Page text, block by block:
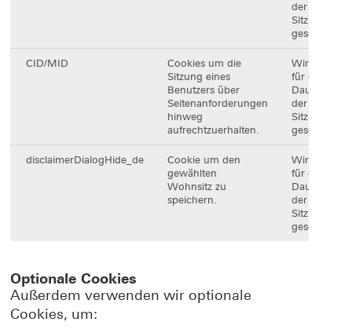
der
Sitzung
gesetzt.
CID/MID
Cookies um die
Sitzung eines
Benutzers über
Seitenanforderungen
hinweg
aufrechtzuerhalten.
Wird
für die
Dauer
der
Sitzung
gesetzt.
disclaimerDialogHide_de
Cookie um den
gewählten
Wohnsitz zu
speichern.
Wird
für die
Dauer
der
Sitzung
gesetzt.
Optionale Cookies
Außerdem verwenden wir optionale
Cookies, um: